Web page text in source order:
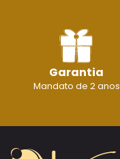
Garantia
Mandato de 2 anos